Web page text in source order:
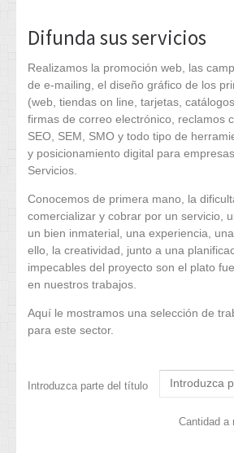
Difunda sus servicios
Realizamos la promoción web, las
de e-mailing, el diseño gráfico de los
(web, tiendas on line, tarjetas,
firmas de correo electrónico, reclamos
SEO, SEM, SMO y todo tipo de
y posicionamiento digital para
Servicios.
Conocemos de primera mano, la
comercializar y cobrar por un servicio,
un bien inmaterial, una experiencia,
ello, la creatividad, junto a una
impecables del proyecto son el plato
en nuestros trabajos.
Aquí le mostramos una selección de
para este sector.
Introduzca parte del título
Cantidad a